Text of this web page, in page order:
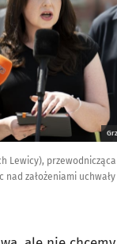
Lewicy),
nad założeniami uchwały